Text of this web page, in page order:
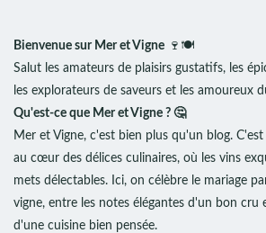
Bienvenue sur Mer et Vigne 🍷🍽️
Salut les amateurs de plaisirs gustatifs, les
les explorateurs de saveurs et les amoureux
Qu'est-ce que Mer et Vigne ? 🤔
Mer et Vigne, c'est bien plus qu'un blog.
au cœur des délices culinaires, où les vins
mets délectables. Ici, on célèbre le mariage
vigne, entre les notes élégantes d'un bon cru
d'une cuisine bien pensée.